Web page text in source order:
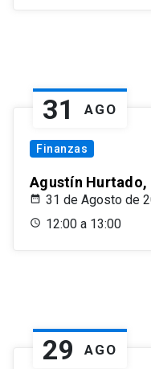
31 AGO
Finanzas
Agustín Hurtado,
31 de Agosto de
12:00 a 13:00
29 AGO